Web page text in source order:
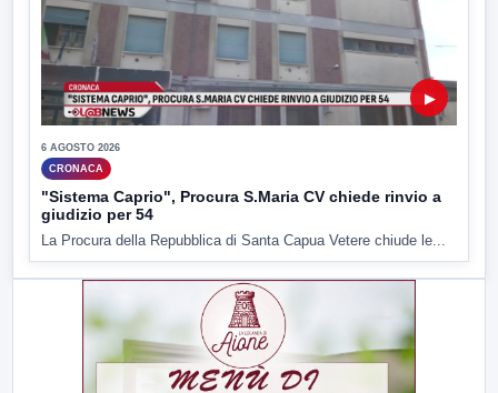
▶
6 AGOSTO 2026
CRONACA
"Sistema Caprio", Procura S.Maria CV chiede rinvio a
giudizio per 54
La Procura della Repubblica di Santa Capua Vetere chiude le...